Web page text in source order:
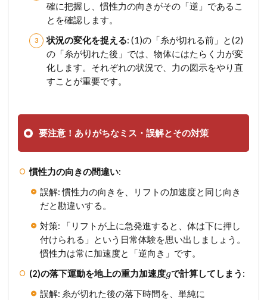
確に把握し、慣性力の向きがその「逆」であるこ
とを確認します。
状況の変化を捉える: (1)の「糸が切れる前」と(2)
の「糸が切れた後」では、物体にはたらく力が変
化します。それぞれの状況で、力の図示をやり直
すことが重要です。
要注意！ありがちなミス・誤解とその対策
慣性力の向きの間違い:
誤解: 慣性力の向きを、リフトの加速度と同じ向き
だと勘違いする。
対策: 「リフトが上に急発進すると、体は下に押し
付けられる」という日常体験を思い出しましょう。
慣性力は常に加速度と「逆向き」です。
(2)の落下運動を地上の重力加速度gで計算してしまう :
誤解: 糸が切れた後の落下時間を、単純に